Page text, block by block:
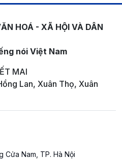
HOÁ - XÃ HỘI VÀ DÂN
nói Việt Nam
MAI
Lan, Xuân Thọ, Xuân
Cửa Nam, TP. Hà Nội